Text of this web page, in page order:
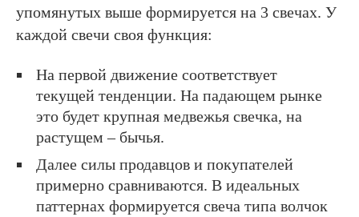
упомянутых выше формируется на 3 свечах. У
каждой свечи своя функция:
На первой движение соответствует
текущей тенденции. На падающем рынке
это будет крупная медвежья свечка, на
растущем – бычья.
Далее силы продавцов и покупателей
примерно сравниваются. В идеальных
паттернах формируется свеча типа волчок